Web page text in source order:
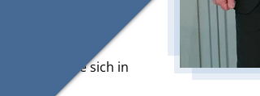
der tatsächlich
Vorhang, die sich in